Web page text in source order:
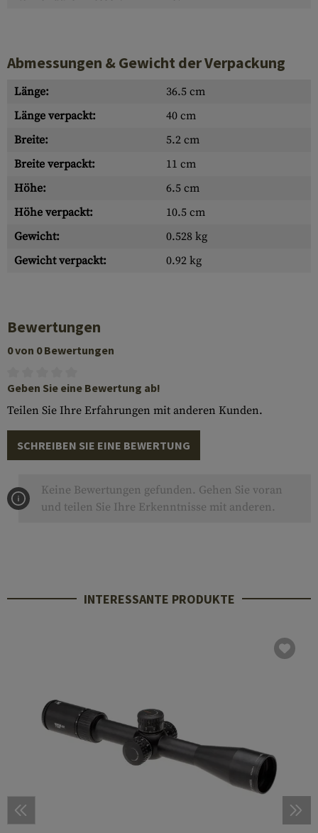
Abmessungen & Gewicht der Verpackung
Länge:
36.5 cm
Länge verpackt:
40 cm
Breite:
5.2 cm
Breite verpackt:
11 cm
Höhe:
6.5 cm
Höhe verpackt:
10.5 cm
Gewicht:
0.528 kg
Gewicht verpackt:
0.92 kg
Bewertungen
0 von 0 Bewertungen
Geben Sie eine Bewertung ab!
Teilen Sie Ihre Erfahrungen mit anderen Kunden.
SCHREIBEN SIE EINE BEWERTUNG
Keine Bewertungen gefunden. Gehen Sie voran
und teilen Sie Ihre Erkenntnisse mit anderen.
INTERESSANTE PRODUKTE